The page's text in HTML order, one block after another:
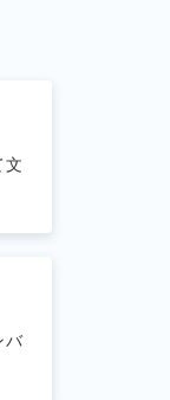
文
バ